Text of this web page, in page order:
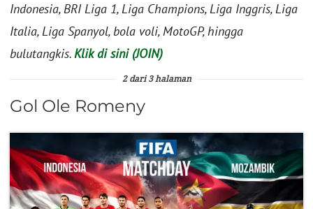
Indonesia, BRI Liga 1, Liga Champions, Liga Inggris, Liga
Italia, Liga Spanyol, bola voli, MotoGP, hingga
bulutangkis.Klik di sini (JOIN)
2 dari 3 halaman
Gol Ole Romeny